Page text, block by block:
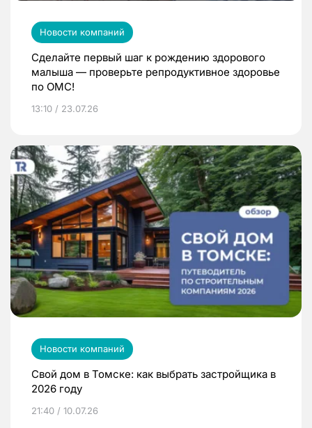
Новости компаний
Сделайте первый шаг к рождению здорового
малыша — проверьте репродуктивное здоровье
по ОМС!
13:10 / 23.07.26
Новости компаний
Свой дом в Томске: как выбрать застройщика в
2026 году
21:40 / 10.07.26